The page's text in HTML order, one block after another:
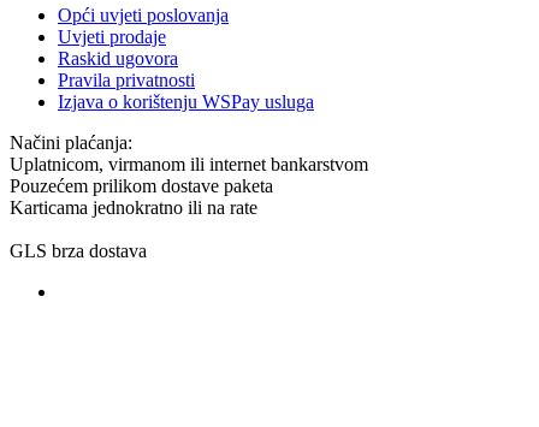
Opći uvjeti poslovanja
Uvjeti prodaje
Raskid ugovora
Pravila privatnosti
Izjava o korištenju WSPay usluga
Načini plaćanja:
Uplatnicom, virmanom ili internet bankarstvom
Pouzećem prilikom dostave paketa
Karticama jednokratno ili na rate
GLS brza dostava